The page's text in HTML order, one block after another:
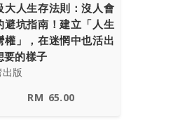
大人生存法則：沒人會
避坑指南！建立「人生
權」，在迷惘中也活出
要的樣子
出版
RM 65.00